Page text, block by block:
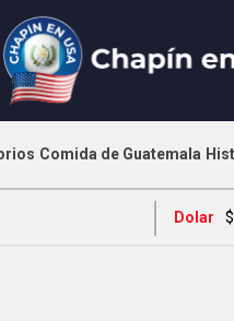
Comida de Guatemala
Dolar